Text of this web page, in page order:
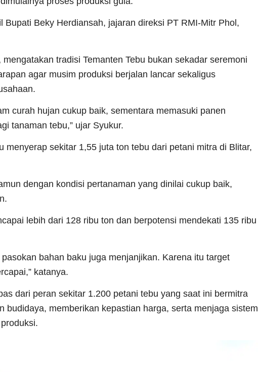
Beky Herdiansah, jajaran direksi PT RMI-Mitr Phol,
tradisi Temanten Tebu bukan sekadar seremoni
agar musim produksi berjalan lancar sekaligus
curah hujan cukup baik, sementara memasuki panen
tanaman tebu,” ujar Syukur.
sekitar 1,55 juta ton tebu dari petani mitra di Blitar,
dengan kondisi pertanaman yang dinilai cukup baik,
lebih dari 128 ribu ton dan berpotensi mendekati 135 ribu
bahan baku juga menjanjikan. Karena itu target
katanya.
dari peran sekitar 1.200 petani tebu yang saat ini bermitra
memberikan kepastian harga, serta menjaga sistem